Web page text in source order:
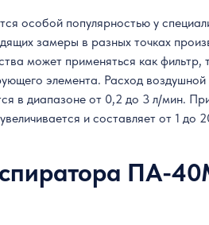
особой популярностью у
замеры в разных точках
может применяться как фильтр,
элемента. Расход
в диапазоне от 0,2 до 3 л/мин.
и составляет от 1 до
ПА-